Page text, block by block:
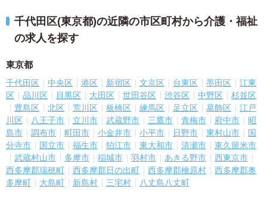
千代田区(東京都)の近隣の市区町村から介護・福祉
の求人を探す
東京都
千代田区 中央区 港区 新宿区 文京区 台東区 墨田区
江東
区
品川区 目黒区 大田区 世田谷区 渋谷区 中野区
杉並区
豊島区
北区 荒川区 板橋区 練馬区 足立区 葛飾区
江戸
川区
八王子市 立川市 武蔵野市 三鷹市 青梅市 府中市
昭
島市
調布市 町田市 小金井市 小平市 日野市 東村山市
国
分寺市
国立市 福生市 狛江市 東大和市 清瀬市
東久留米市
武蔵村山市
多摩市 稲城市 羽村市 あきる野市
西東京市
西多摩郡瑞穂町
西多摩郡日の出町 西多摩郡檜原村
西多摩郡奥
多摩町
大島町 新島村 三宅村 八丈島八丈町